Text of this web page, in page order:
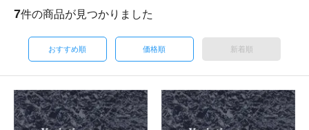
7件の商品が見つかりました
おすすめ順 価格順 新着順